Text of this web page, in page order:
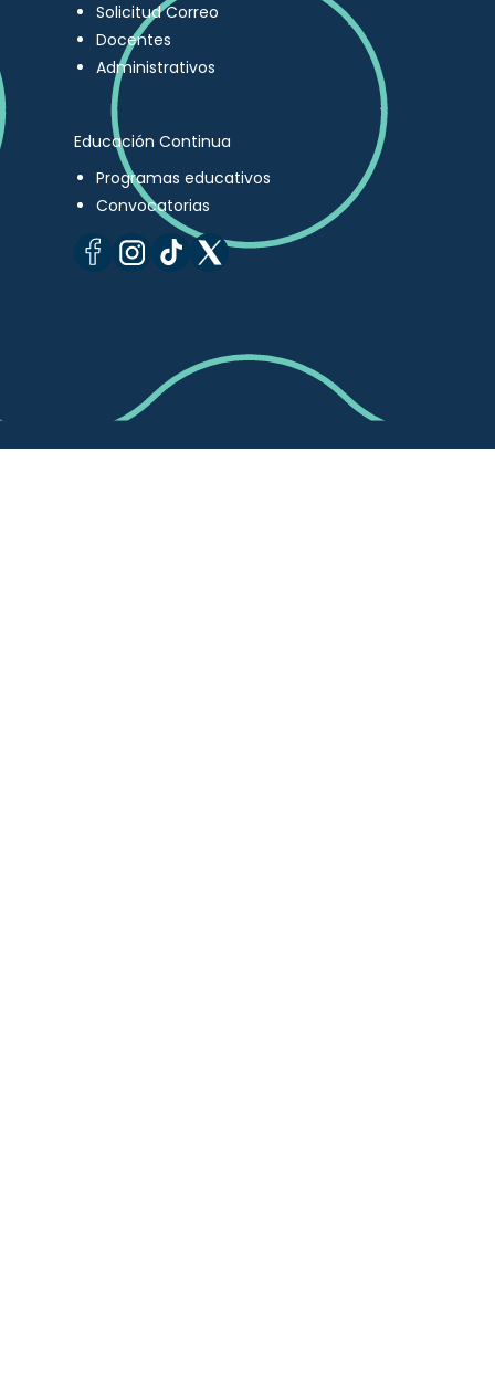
Solicitud Correo
Docentes
Administrativos
Educación Continua
Programas educativos
Convocatorias